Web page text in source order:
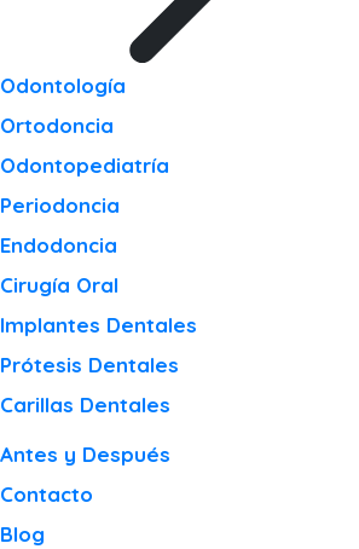
Odontología
Ortodoncia
Odontopediatría
Periodoncia
Endodoncia
Cirugía Oral
Implantes Dentales
Prótesis Dentales
Carillas Dentales
Antes y Después
Contacto
Blog